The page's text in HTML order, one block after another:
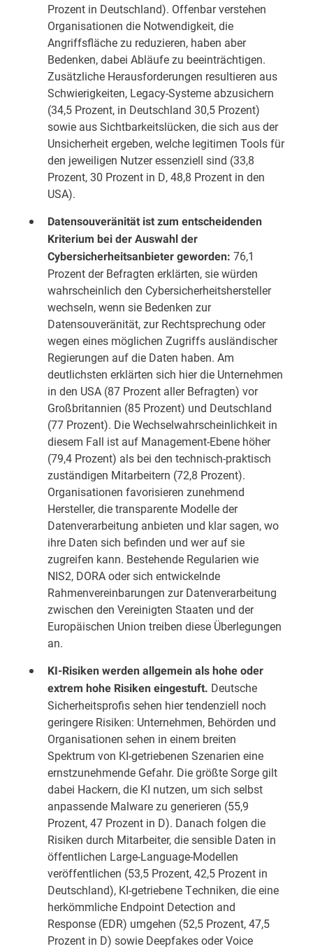
Prozent in Deutschland). Offenbar verstehen
Organisationen die Notwendigkeit, die
Angriffsfläche zu reduzieren, haben aber
Bedenken, dabei Abläufe zu beeinträchtigen.
Zusätzliche Herausforderungen resultieren aus
Schwierigkeiten, Legacy-Systeme abzusichern
(34,5 Prozent, in Deutschland 30,5 Prozent)
sowie aus Sichtbarkeitslücken, die sich aus der
Unsicherheit ergeben, welche legitimen Tools für
den jeweiligen Nutzer essenziell sind (33,8
Prozent, 30 Prozent in D, 48,8 Prozent in den
USA).
Datensouveränität ist zum entscheidenden
Kriterium bei der Auswahl der
Cybersicherheitsanbieter geworden: 76,1
Prozent der Befragten erklärten, sie würden
wahrscheinlich den Cybersicherheitshersteller
wechseln, wenn sie Bedenken zur
Datensouveränität, zur Rechtsprechung oder
wegen eines möglichen Zugriffs ausländischer
Regierungen auf die Daten haben. Am
deutlichsten erklärten sich hier die Unternehmen
in den USA (87 Prozent aller Befragten) vor
Großbritannien (85 Prozent) und Deutschland
(77 Prozent). Die Wechselwahrscheinlichkeit in
diesem Fall ist auf Management-Ebene höher
(79,4 Prozent) als bei den technisch-praktisch
zuständigen Mitarbeitern (72,8 Prozent).
Organisationen favorisieren zunehmend
Hersteller, die transparente Modelle der
Datenverarbeitung anbieten und klar sagen, wo
ihre Daten sich befinden und wer auf sie
zugreifen kann. Bestehende Regularien wie
NIS2, DORA oder sich entwickelnde
Rahmenvereinbarungen zur Datenverarbeitung
zwischen den Vereinigten Staaten und der
Europäischen Union treiben diese Überlegungen
an.
KI-Risiken werden allgemein als hohe oder
extrem hohe Risiken eingestuft. Deutsche
Sicherheitsprofis sehen hier tendenziell noch
geringere Risiken: Unternehmen, Behörden und
Organisationen sehen in einem breiten
Spektrum von KI-getriebenen Szenarien eine
ernstzunehmende Gefahr. Die größte Sorge gilt
dabei Hackern, die KI nutzen, um sich selbst
anpassende Malware zu generieren (55,9
Prozent, 47 Prozent in D). Danach folgen die
Risiken durch Mitarbeiter, die sensible Daten in
öffentlichen Large-Language-Modellen
veröffentlichen (53,5 Prozent, 42,5 Prozent in
Deutschland), KI-getriebene Techniken, die eine
herkömmliche Endpoint Detection and
Response (EDR) umgehen (52,5 Prozent, 47,5
Prozent in D) sowie Deepfakes oder Voice